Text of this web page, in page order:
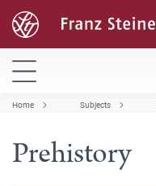
Home Subjects
Prehistory